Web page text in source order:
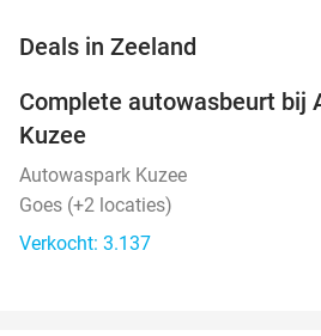
Deals in Zeeland
Complete autowasbeurt bij
Kuzee
Autowaspark Kuzee
Goes (+2 locaties)
Verkocht: 3.137